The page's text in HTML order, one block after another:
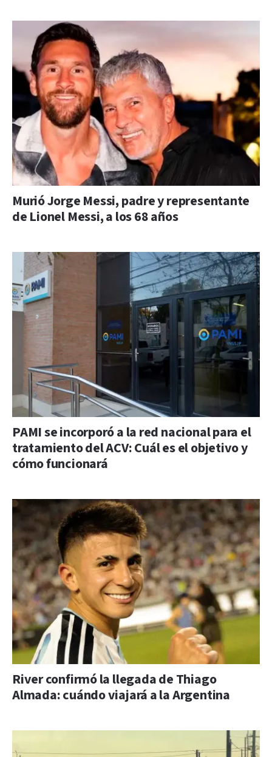
Murió Jorge Messi, padre y representante
de Lionel Messi, a los 68 años
PAMI se incorporó a la red nacional para el
tratamiento del ACV: Cuál es el objetivo y
cómo funcionará
River confirmó la llegada de Thiago
Almada: cuándo viajará a la Argentina